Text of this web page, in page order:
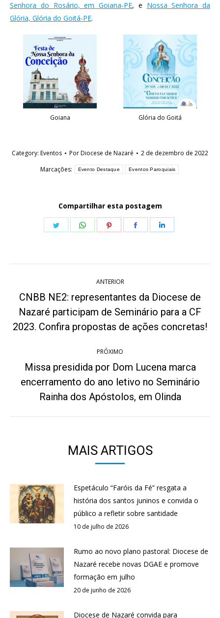
Senhora do Rosário, em Goiana-PE, e Nossa Senhora da
Glória, Glória do Goitá-PE.
Goiana Glória do Goitá
Category: Eventos PorDiocese de Nazaré
2 de dezembro de 2022
Marcações:
Evento Destaque Eventos Paroquiais
Compartilhar esta postagem
Share
Share
Share
Share
de
post:
ANTERIOR
Post
anterior:
CNBB NE2: representantes da Diocese de
Nazaré participam de Seminário para a CF
2023. Confira propostas de ações concretas!
PRÓXIMO
Próximo
post:
Missa presidida por Dom Lucena marca
encerramento do ano letivo no Seminário
Rainha dos Apóstolos, em Olinda
MAIS ARTIGOS
Espetáculo “Faróis da Fé” resgata a
história dos santos juninos e convida o
público a refletir sobre santidade
10 de julho de 2026
Rumo ao novo plano pastoral: Diocese de
Nazaré recebe novas DGAE e promove
formação em julho
20 de junho de 2026
Diocese de Nazaré convida para